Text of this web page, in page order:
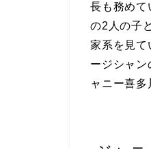
長も務めて
の2人の子
家系を見て
ージシャ
ャニー喜